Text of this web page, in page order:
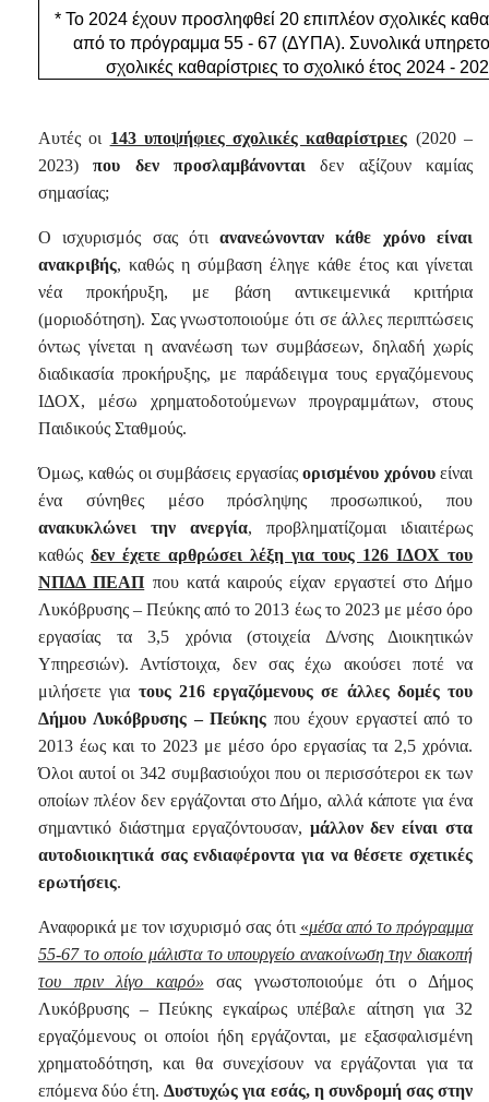
* Το 2024 έχουν προσληφθεί 20 επιπλέον σχολικές
από το πρόγραμμα 55 - 67 (ΔΥΠΑ). Συνολικά
σχολικές καθαρίστριες το σχολικό έτος 2024 -
Αυτές οι 143 υποψήφιες σχολικές καθαρίστριες (2020 –
2023)που δεν προσλαμβάνονται δεν αξίζουν καμίας
σημασίας;
Ο ισχυρισμός σας ότιανανεώνονταν κάθε χρόνο είναι
ανακριβής, καθώς η σύμβαση έληγε κάθε έτος και γίνεται
νέα προκήρυξη, με βάση αντικειμενικά κριτήρια
(μοριοδότηση). Σας γνωστοποιούμε ότι σε άλλες περιπτώσεις
όντως γίνεται η ανανέωση των συμβάσεων, δηλαδή χωρίς
διαδικασία προκήρυξης, με παράδειγμα τους εργαζόμενους
ΙΔΟΧ, μέσω χρηματοδοτούμενων προγραμμάτων, στους
Παιδικούς Σταθμούς.
Όμως, καθώς οι συμβάσεις εργασίαςορισμένου χρόνουείναι
ένα σύνηθες μέσο πρόσληψης προσωπικού, που
ανακυκλώνει την ανεργία, προβληματίζομαι ιδιαιτέρως
καθώς δεν έχετε αρθρώσει λέξη για τους 126 ΙΔΟΧ του
ΝΠΔΔ ΠΕΑΠ που κατά καιρούς είχαν εργαστεί στο Δήμο
Λυκόβρυσης – Πεύκης από το 2013 έως το 2023 με μέσο όρο
εργασίας τα 3,5 χρόνια (στοιχεία Δ/νσης Διοικητικών
Υπηρεσιών). Αντίστοιχα, δεν σας έχω ακούσει ποτέ να
μιλήσετε για τους 216 εργαζόμενους σε άλλες δομές του
Δήμου Λυκόβρυσης – Πεύκης που έχουν εργαστεί από το
2013 έως και το 2023 με μέσο όρο εργασίας τα 2,5 χρόνια.
Όλοι αυτοί οι 342 συμβασιούχοι που οι περισσότεροι εκ των
οποίων πλέον δεν εργάζονται στο Δήμο, αλλά κάποτε για ένα
σημαντικό διάστημα εργαζόντουσαν, μάλλον δεν είναι στα
αυτοδιοικητικά σας ενδιαφέροντα για να θέσετε σχετικές
ερωτήσεις.
Αναφορικά με τον ισχυρισμό σας ότι «μέσα από το πρόγραμμα
55-67 το οποίο μάλιστα το υπουργείο ανακοίνωση την διακοπή
του πριν λίγο καιρό»
σας γνωστοποιούμε ότι ο Δήμος
Λυκόβρυσης – Πεύκης εγκαίρως υπέβαλε αίτηση για 32
εργαζόμενους οι οποίοι ήδη εργάζονται, με εξασφαλισμένη
χρηματοδότηση, και θα συνεχίσουν να εργάζονται για τα
επόμενα δύο έτη.Δυστυχώς για εσάς, η συνδρομή σας στην